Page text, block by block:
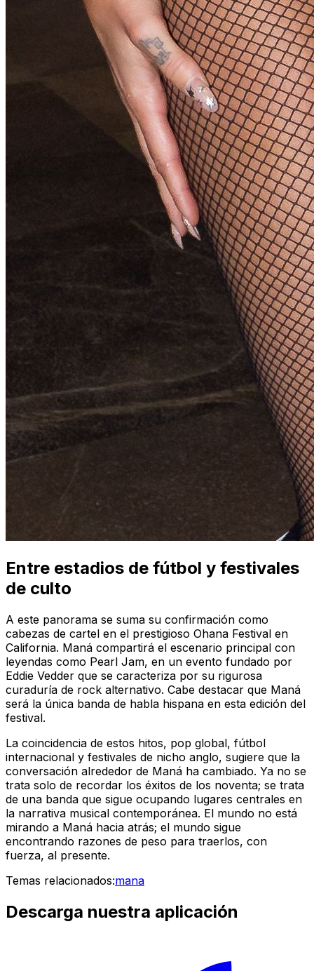
Entre estadios de fútbol y festivales
de culto
A este panorama se suma su confirmación como
cabezas de cartel en el prestigioso Ohana Festival en
California. Maná compartirá el escenario principal con
leyendas como Pearl Jam, en un evento fundado por
Eddie Vedder que se caracteriza por su rigurosa
curaduría de rock alternativo. Cabe destacar que Maná
será la única banda de habla hispana en esta edición del
festival.
La coincidencia de estos hitos, pop global, fútbol
internacional y festivales de nicho anglo, sugiere que la
conversación alrededor de Maná ha cambiado. Ya no se
trata solo de recordar los éxitos de los noventa; se trata
de una banda que sigue ocupando lugares centrales en
la narrativa musical contemporánea. El mundo no está
mirando a Maná hacia atrás; el mundo sigue
encontrando razones de peso para traerlos, con
fuerza, al presente.
Temas relacionados:mana
Descarga nuestra aplicación